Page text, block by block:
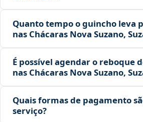
Quanto tempo o guincho leva
nas Chácaras Nova Suzano,
É possível agendar o reboque
nas Chácaras Nova Suzano,
Quais formas de pagamento
serviço?